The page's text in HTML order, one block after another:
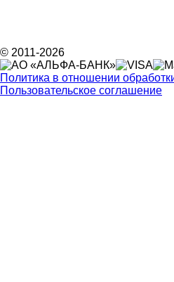
© 2011-2026
Политика в отношении
Пользовательское соглашение